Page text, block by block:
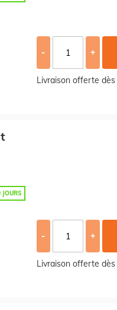
- +
Livraison offerte dès
- +
Livraison offerte dès